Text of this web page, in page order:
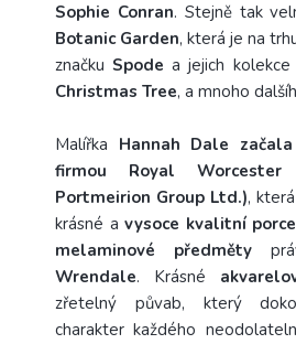
Sophie Conran. Stejně tak
Botanic Garden, která je na
značkuSpode a jejich kolekce
Christmas Tree, a mnoho
Malířka Hannah Dale
firmou Royal Worcester
Portmeirion Group Ltd.),
krásné a vysoce kvalitní
melaminové předměty
Wrendale. Krásné
zřetelný půvab, který
charakter každého